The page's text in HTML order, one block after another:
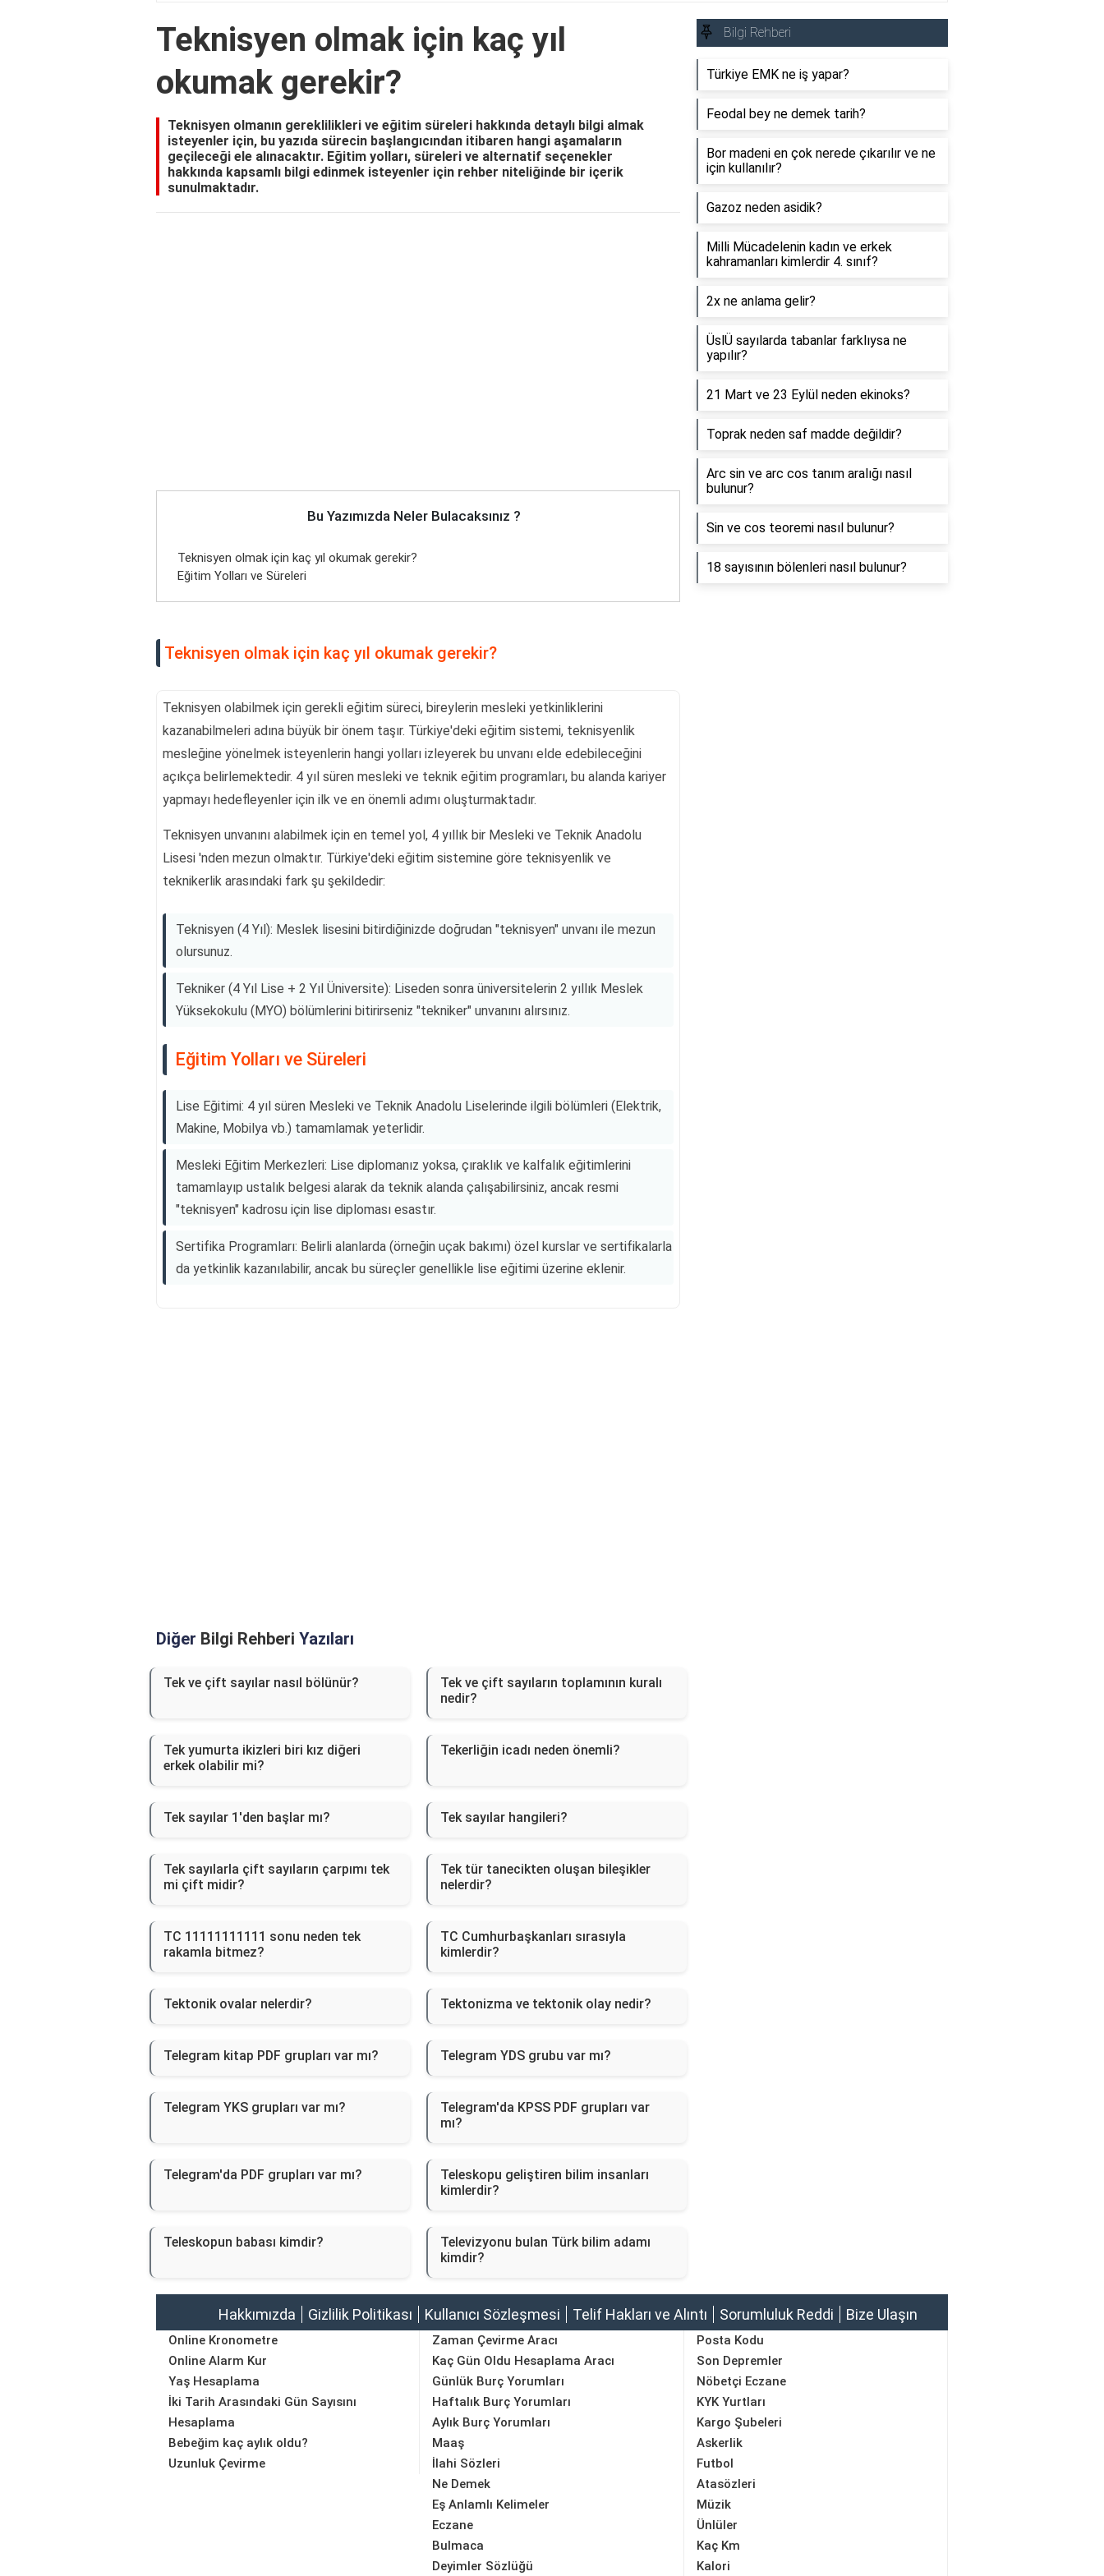
Teknisyen olmak için kaç yıl
okumak gerekir?
Teknisyen olmanın gereklilikleri ve eğitim süreleri hakkında detaylı bilgi almak
isteyenler için, bu yazıda sürecin başlangıcından itibaren hangi aşamaların
geçileceği ele alınacaktır. Eğitim yolları, süreleri ve alternatif seçenekler
hakkında kapsamlı bilgi edinmek isteyenler için rehber niteliğinde bir içerik
sunulmaktadır.
Bu Yazımızda Neler Bulacaksınız ?
Teknisyen olmak için kaç yıl okumak gerekir?
Eğitim Yolları ve Süreleri
Teknisyen olmak için kaç yıl okumak gerekir?
Teknisyen olabilmek için gerekli eğitim süreci, bireylerin mesleki yetkinliklerini
kazanabilmeleri adına büyük bir önem taşır. Türkiye'deki eğitim sistemi, teknisyenlik
mesleğine yönelmek isteyenlerin hangi yolları izleyerek bu unvanı elde edebileceğini
açıkça belirlemektedir. 4 yıl süren mesleki ve teknik eğitim programları, bu alanda kariyer
yapmayı hedefleyenler için ilk ve en önemli adımı oluşturmaktadır.
Teknisyen unvanını alabilmek için en temel yol, 4 yıllık bir Mesleki ve Teknik Anadolu
Lisesi 'nden mezun olmaktır. Türkiye'deki eğitim sistemine göre teknisyenlik ve
teknikerlik arasındaki fark şu şekildedir:
Teknisyen (4 Yıl): Meslek lisesini bitirdiğinizde doğrudan "teknisyen" unvanı ile mezun
olursunuz.
Tekniker (4 Yıl Lise + 2 Yıl Üniversite): Liseden sonra üniversitelerin 2 yıllık Meslek
Yüksekokulu (MYO) bölümlerini bitirirseniz "tekniker" unvanını alırsınız.
Eğitim Yolları ve Süreleri
Lise Eğitimi: 4 yıl süren Mesleki ve Teknik Anadolu Liselerinde ilgili bölümleri (Elektrik,
Makine, Mobilya vb.) tamamlamak yeterlidir.
Mesleki Eğitim Merkezleri: Lise diplomanız yoksa, çıraklık ve kalfalık eğitimlerini
tamamlayıp ustalık belgesi alarak da teknik alanda çalışabilirsiniz, ancak resmi
"teknisyen" kadrosu için lise diploması esastır.
Sertifika Programları: Belirli alanlarda (örneğin uçak bakımı) özel kurslar ve sertifikalarla
da yetkinlik kazanılabilir, ancak bu süreçler genellikle lise eğitimi üzerine eklenir.
Diğer Bilgi Rehberi Yazıları
Tek ve çift sayılar nasıl bölünür?
Tek ve çift sayıların toplamının kuralı
nedir?
Tek yumurta ikizleri biri kız diğeri
erkek olabilir mi?
Tekerliğin icadı neden önemli?
Tek sayılar 1'den başlar mı? Tek sayılar hangileri?
Tek sayılarla çift sayıların çarpımı tek
mi çift midir?
Tek tür tanecikten oluşan bileşikler
nelerdir?
TC 11111111111 sonu neden tek
rakamla bitmez?
TC Cumhurbaşkanları sırasıyla
kimlerdir?
Tektonik ovalar nelerdir? Tektonizma ve tektonik olay nedir?
Telegram kitap PDF grupları var mı? Telegram YDS grubu var mı?
Telegram YKS grupları var mı?
Telegram'da KPSS PDF grupları var
mı?
Telegram'da PDF grupları var mı?
Teleskopu geliştiren bilim insanları
kimlerdir?
Teleskopun babası kimdir?
Televizyonu bulan Türk bilim adamı
kimdir?
Bilgi Rehberi
Türkiye EMK ne iş yapar?
Feodal bey ne demek tarih?
Bor madeni en çok nerede çıkarılır ve ne
için kullanılır?
Gazoz neden asidik?
Milli Mücadelenin kadın ve erkek
kahramanları kimlerdir 4. sınıf?
2x ne anlama gelir?
ÜslÜ sayılarda tabanlar farklıysa ne
yapılır?
21 Mart ve 23 Eylül neden ekinoks?
Toprak neden saf madde değildir?
Arc sin ve arc cos tanım aralığı nasıl
bulunur?
Sin ve cos teoremi nasıl bulunur?
18 sayısının bölenleri nasıl bulunur?
Hakkımızda Gizlilik Politikası Kullanıcı Sözleşmesi Telif Hakları ve Alıntı Sorumluluk Reddi Bize Ulaşın
Online Kronometre
Online Alarm Kur
Yaş Hesaplama
İki Tarih Arasındaki Gün Sayısını
Hesaplama
Bebeğim kaç aylık oldu?
Uzunluk Çevirme
Zaman Çevirme Aracı
Kaç Gün Oldu Hesaplama Aracı
Günlük Burç Yorumları
Haftalık Burç Yorumları
Aylık Burç Yorumları
Maaş
Posta Kodu
Son Depremler
Nöbetçi Eczane
KYK Yurtları
Kargo Şubeleri
Askerlik
İlahi Sözleri
Ne Demek
Eş Anlamlı Kelimeler
Eczane
Bulmaca
Deyimler Sözlüğü
Futbol
Atasözleri
Müzik
Ünlüler
Kaç Km
Kalori